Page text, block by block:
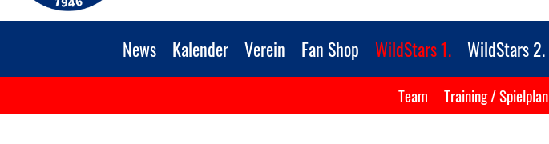
News Kalender Verein Fan Shop WildStars 1. WildStars 2.
Team Training / Spielplan